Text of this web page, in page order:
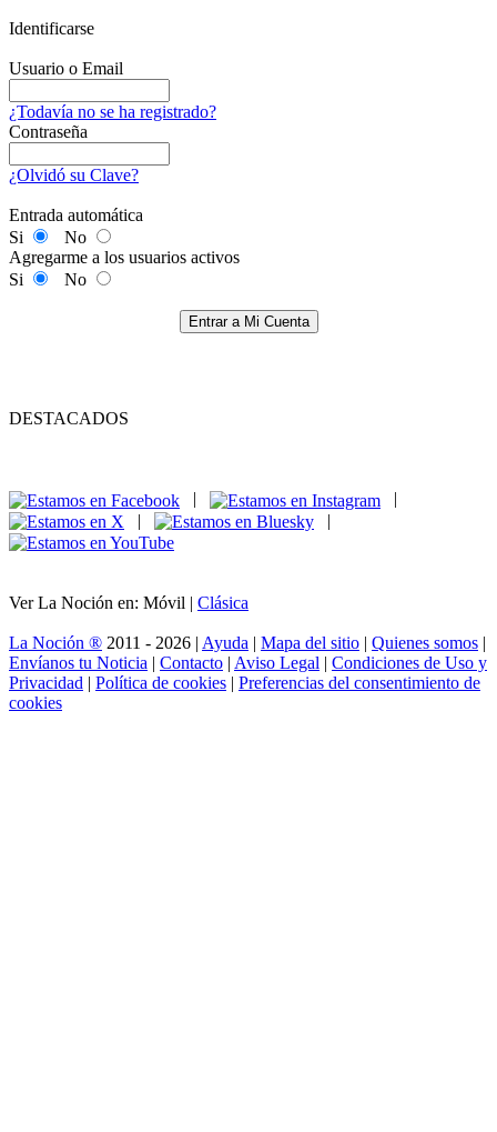
Identificarse
Usuario o Email
¿Todavía no se ha registrado?
Contraseña
¿Olvidó su Clave?
Entrada automática
Si
No
Agregarme a los usuarios activos
Si
No
Entrar a Mi Cuenta
DESTACADOS
|
|
Ver La Noción en: Móvil | Clásica
La Noción ® 2011 - 2026 | Ayuda | Mapa del sitio | Quienes somos |
Envíanos tu Noticia | Contacto | Aviso Legal | Condiciones de Uso y
Privacidad | Política de cookies | Preferencias del consentimiento de
cookies